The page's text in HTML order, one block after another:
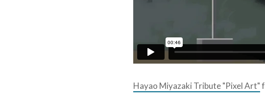
Hayao Miyazaki Tribute "Pixel Art"